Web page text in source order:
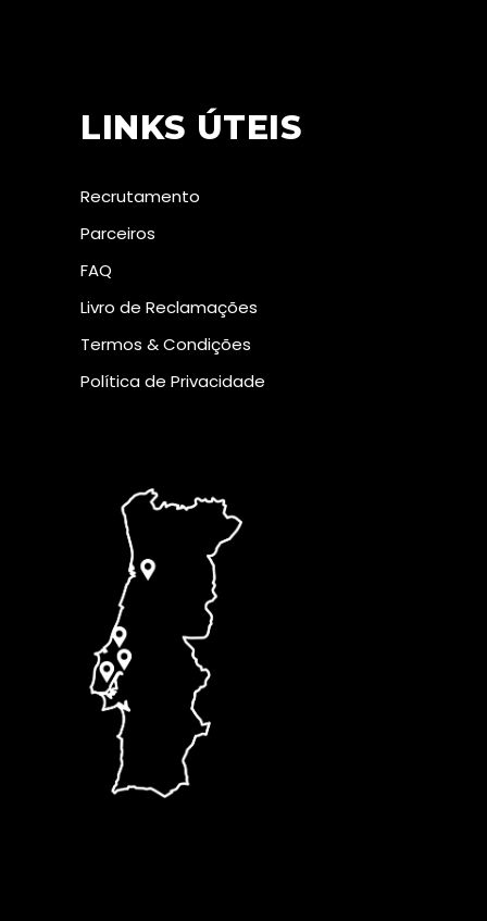
LINKS ÚTEIS
Recrutamento
Parceiros
FAQ
Livro de Reclamações
Termos & Condições
Política de Privacidade